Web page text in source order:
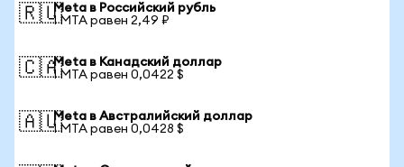
🇷🇺Meta в Российский рубль
1 MTA равен 2,49 ₽
🇨🇦Meta в Канадский доллар
1 MTA равен 0,0422 $
🇦🇺Meta в Австралийский доллар
1 MTA равен 0,0428 $